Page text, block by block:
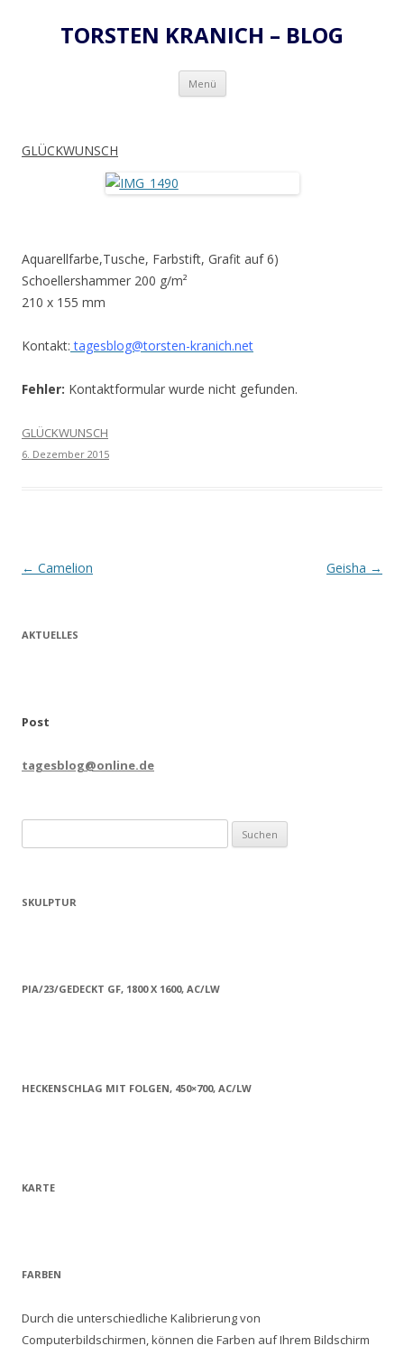
TORSTEN KRANICH – BLOG
Menü Zum
springen
GLÜCKWUNSCH
Aquarellfarbe,Tusche, Farbstift, Grafit auf 6)
Schoellershammer 200 g/m²
210 x 155 mm
Kontakt: tagesblog@torsten-kranich.net
Fehler: Kontaktformular wurde nicht gefunden.
GLÜCKWUNSCH
6. Dezember 2015
Beitrags-
← Camelion Geisha →
AKTUELLES
Post
tagesblog@online.de
nach:
SKULPTUR
PIA/23/GEDECKT GF, 1800 X 1600, AC/LW
HECKENSCHLAG MIT FOLGEN, 450×700, AC/LW
KARTE
FARBEN
Durch die unterschiedliche Kalibrierung von
Computerbildschirmen, können die Farben auf Ihrem Bildschirm